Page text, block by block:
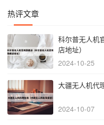
热评文章
科尔普无人机
店地址）
2024-10-25
大疆无人机代
2024-10-07